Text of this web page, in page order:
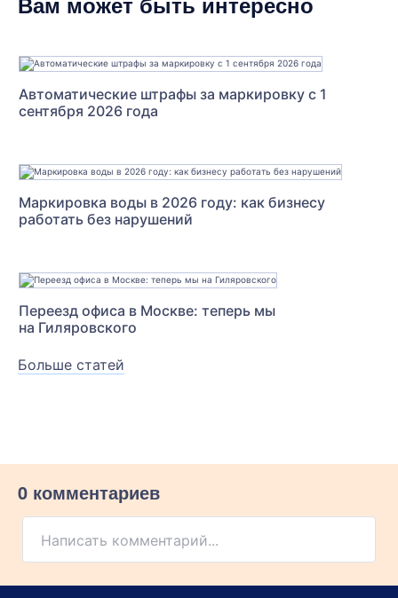
Автоматические штрафы за маркировку с 1
сентября 2026 года
Маркировка воды в 2026 году: как бизнесу
работать без нарушений
Переезд офиса в Москве: теперь мы
на Гиляровского
Больше статей
0 комментариев
Написать комментарий...